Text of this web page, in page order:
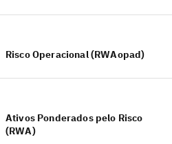
Risco Operacional (RWAopad)
Ativos Ponderados pelo Risco
(RWA)